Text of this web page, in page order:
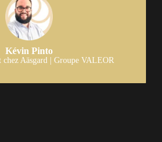
Kévin Pinto
Aäsgard | Groupe VALEOR